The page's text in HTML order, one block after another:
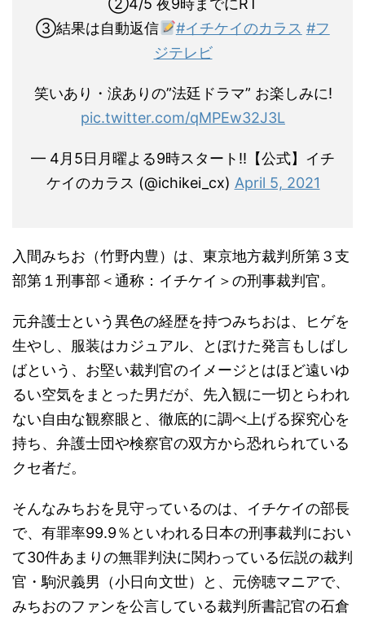
②4/5 夜9時までにRT
③結果は自動返信
#イチケイのカラス #フ
ジテレビ
笑いあり・涙ありの”法廷ドラマ” お楽しみに!
pic.twitter.com/qMPEw32J3L
— 4月5日月曜よる9時スタート!!【公式】イチ
ケイのカラス (@ichikei_cx) April 5, 2021
入間みちお（竹野内豊）は、東京地方裁判所第３支
部第１刑事部＜通称：イチケイ＞の刑事裁判官。
元弁護士という異色の経歴を持つみちおは、ヒゲを
生やし、服装はカジュアル、とぼけた発言もしばし
ばという、お堅い裁判官のイメージとはほど遠いゆ
るい空気をまとった男だが、先入観に一切とらわれ
ない自由な観察眼と、徹底的に調べ上げる探究心を
持ち、弁護士団や検察官の双方から恐れられている
クセ者だ。
そんなみちおを見守っているのは、イチケイの部長
で、有罪率99.9％といわれる日本の刑事裁判におい
て30件あまりの無罪判決に関わっている伝説の裁判
官・駒沢義男（小日向文世）と、元傍聴マニアで、
みちおのファンを公言している裁判所書記官の石倉